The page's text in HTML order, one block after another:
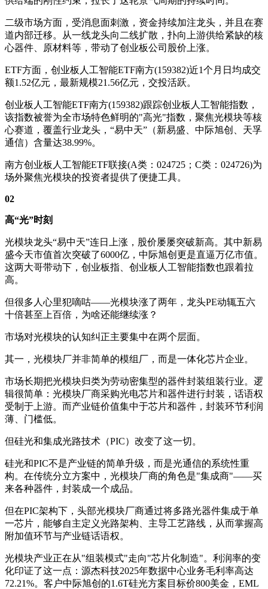
二级市场方面，受消息面刺激，资金持续加注龙头，并且在赛
道内部迁移。从一线龙头向二线扩散，扑向上游供给紧缺的核
心器件、原材料等，带动了创业板公司股价上涨。
ETF方面，创业板人工智能ETF南方(159382)近1个月日均成交
额1.52亿元，最新规模21.56亿元，交投活跃。
创业板人工智能ETF南方(159382)跟踪创业板人工智能指数，
该指数被誉为全市场特色鲜明的"高光"指数，聚焦光模块等核
心赛道，覆盖行业龙头，“易中天”（新易盛、中际旭创、天孚
通信）含量达38.99%。
南方创业板人工智能ETF联接(A类：024725；C类：024726)为
场外聚焦光模块的投资者提供了便捷工具。
02
高“光”时刻
光模块龙头“易中天”连日上涨，股价屡屡突破新高。其中新易
盛今天市值首次突破了6000亿，中际旭创更是直逼万亿市值。
这两大哥带动下，创业板指、创业板人工智能指数也跟着拉
高。
但很多人心里犯嘀咕——光模块涨了两年，龙头PE动辄五六
十倍甚至上百倍，为啥还能继续涨？
市场对光模块的认知纠正主要集中在两个层面。
其一，光模块厂并非简单的模组厂，而是一体化芯片企业。
市场长期把光模块归类为劳动密集型的器件封装组装行业。逻
辑很简单：光模块厂商采购光电芯片和器件进行封装，话语权
受制于上游。而产业链价值集中于芯片和器件，封装环节利润
薄、门槛低。
但硅光和集成光路技术（PIC）改变了这一切。
硅光和PIC不是产业链的简单升级，而是光通信的系统性重
构。在传统分立方案中，光模块厂商的角色是"集成商"——买
来各种器件，封装成一个成品。
但在PIC架构下，头部光模块厂商通过将多路光器件集成于单
一芯片，能够自主定义光路架构、主导工艺路线，从而掌握高
附加值环节与产业链话语权。
光模块产业正在从"组装模式"走向"芯片化制造"。利润率的变
化印证了这一点：源杰科技2025年数据中心业务毛利率高达
72.21%。客户中际旭创的1.6T硅光方案目标价800美金，EML